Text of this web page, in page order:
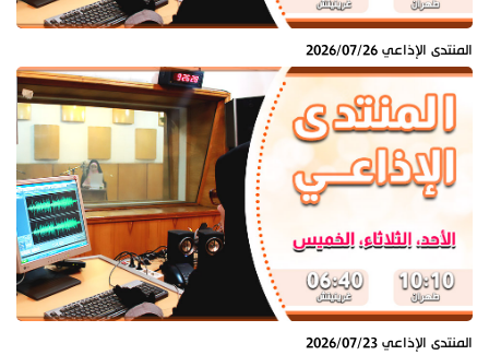
المنتدى الإذاعي 2026/07/26
المنتدى الإذاعي 2026/07/23